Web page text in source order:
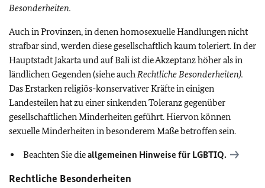
Besonderheiten.
Auch in Provinzen, in denen homosexuelle Handlungen nicht
strafbar sind, werden diese gesellschaftlich kaum toleriert. In der
Hauptstadt Jakarta und auf Bali ist die Akzeptanz höher als in
ländlichen Gegenden (siehe auchRechtliche Besonderheiten).
Das Erstarken religiös-konservativer Kräfte in einigen
Landesteilen hat zu einer sinkenden Toleranz gegenüber
gesellschaftlichen Minderheiten geführt. Hiervon können
sexuelle Minderheiten in besonderem Maße betroffen sein.
Beachten Sie dieallgemeinen Hinweise für LGBTIQ.
Rechtliche Besonderheiten